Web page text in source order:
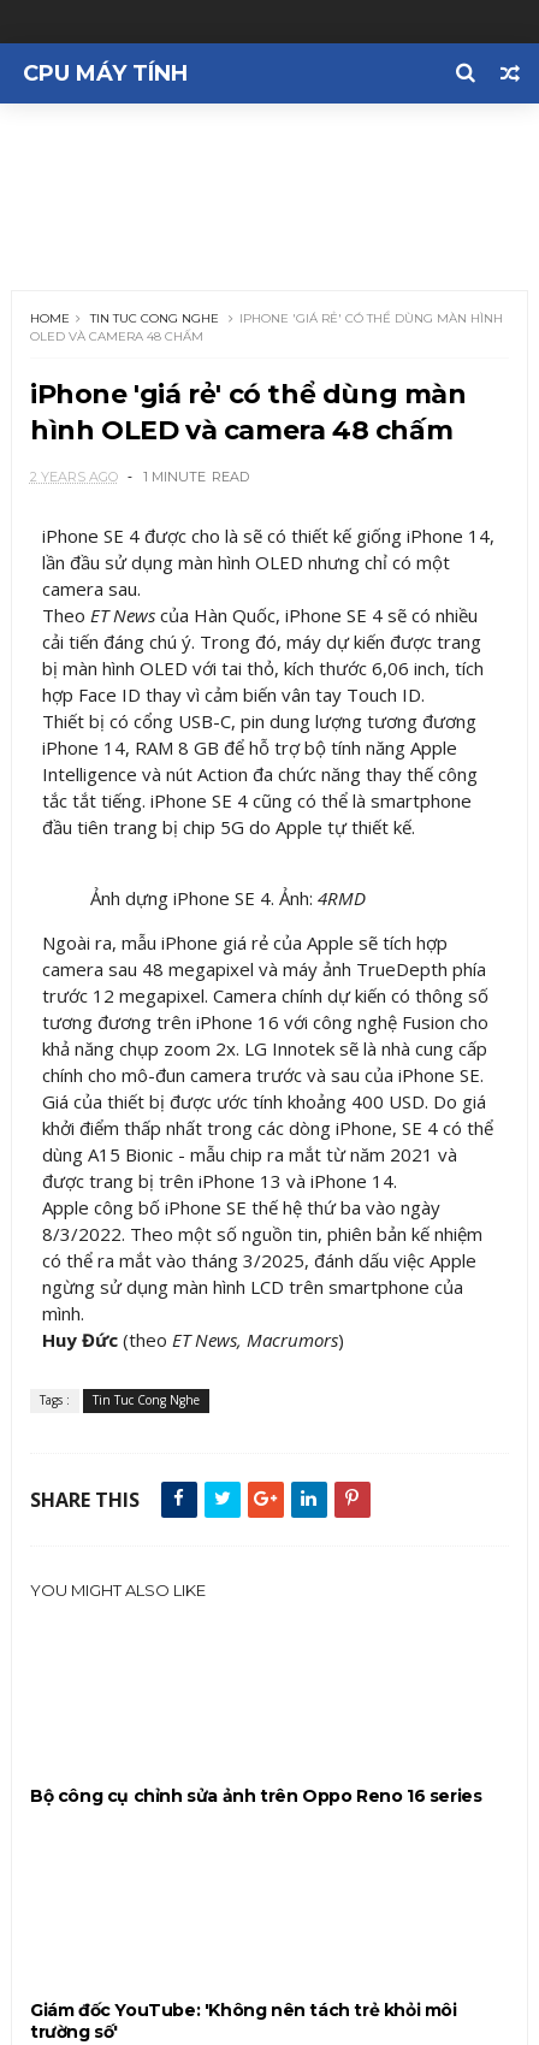
CPU MÁY TÍNH
HOME TIN TUC CONG NGHE
IPHONE 'GIÁ RẺ' CÓ THỂ DÙNG MÀN HÌNH
OLED VÀ CAMERA 48 CHẤM
iPhone 'giá rẻ' có thể dùng màn
hình OLED và camera 48 chấm
2 YEARS AGO 1 MINUTE READ
iPhone SE 4 được cho là sẽ có thiết kế giống iPhone 14,
lần đầu sử dụng màn hình OLED nhưng chỉ có một
camera sau.
Theo ET Newscủa Hàn Quốc, iPhone SE 4 sẽ có nhiều
cải tiến đáng chú ý. Trong đó, máy dự kiến được trang
bị màn hình OLED với tai thỏ, kích thước 6,06 inch, tích
hợp Face ID thay vì cảm biến vân tay Touch ID.
Thiết bị có cổng USB-C, pin dung lượng tương đương
iPhone 14, RAM 8 GB để hỗ trợ bộ tính năng Apple
Intelligence và nút Action đa chức năng thay thế công
tắc tắt tiếng. iPhone SE 4 cũng có thể là smartphone
đầu tiên trang bị chip 5G do Apple tự thiết kế.
Ảnh dựng iPhone SE 4. Ảnh: 4RMD
Ngoài ra, mẫu iPhone giá rẻ của Apple sẽ tích hợp
camera sau 48 megapixel và máy ảnh TrueDepth phía
trước 12 megapixel. Camera chính dự kiến có thông số
tương đương trên iPhone 16 với công nghệ Fusion cho
khả năng chụp zoom 2x. LG Innotek sẽ là nhà cung cấp
chính cho mô-đun camera trước và sau của iPhone SE.
Giá của thiết bị được ước tính khoảng 400 USD. Do giá
khởi điểm thấp nhất trong các dòng iPhone, SE 4 có thể
dùng A15 Bionic - mẫu chip ra mắt từ năm 2021 và
được trang bị trên iPhone 13 và iPhone 14.
Apple công bố iPhone SE thế hệ thứ ba vào ngày
8/3/2022. Theo một số nguồn tin, phiên bản kế nhiệm
có thể ra mắt vào tháng 3/2025, đánh dấu việc Apple
ngừng sử dụng màn hình LCD trên smartphone của
mình.
Huy Đức(theo ET News, Macrumors)
Tags : Tin Tuc Cong Nghe
SHARE THIS
YOU MIGHT ALSO LIKE
Bộ công cụ chỉnh sửa ảnh trên Oppo Reno 16 series
Giám đốc YouTube: 'Không nên tách trẻ khỏi môi
trường số'